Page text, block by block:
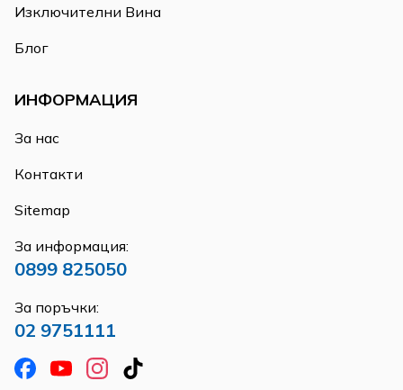
Изключителни Вина
Блог
ИНФОРМАЦИЯ
За нас
Контакти
Sitemap
За информация:
0899 825050
За поръчки:
02 9751111